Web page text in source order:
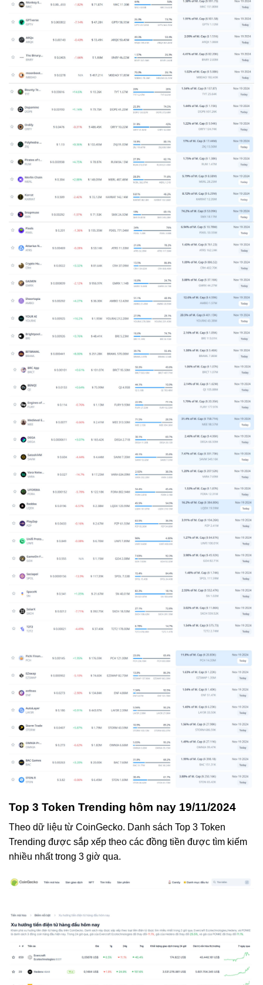
Top 3 Token Trending hôm nay 19/11/2024
Theo dữ liệu từ CoinGecko. Danh sách Top 3 Token
Trending được sắp xếp theo các đồng tiền được tìm kiếm
nhiều nhất trong 3 giờ qua.